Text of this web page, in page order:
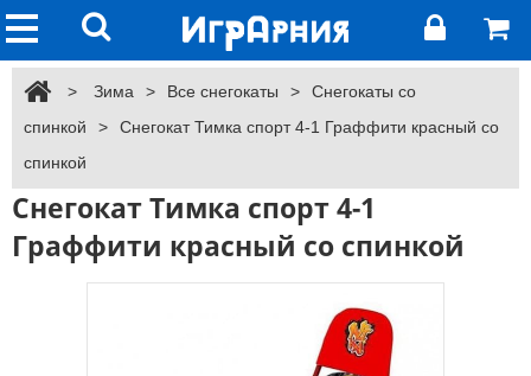
> Зима > Все снегокаты >
Снегокаты со
спинкой
>
Снегокат Тимка спорт 4-1 Граффити красный со
спинкой
Снегокат Тимка спорт 4-1
Граффити красный со спинкой